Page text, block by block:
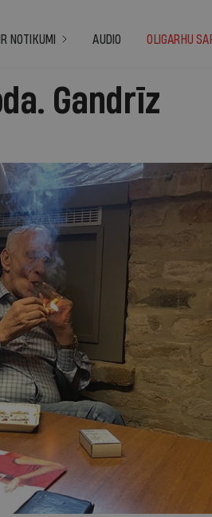
IR NOTIKUMI AUDIO OLIGARHU
Gandrīz